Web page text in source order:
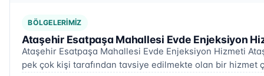
BÖLGELERIMIZ
Ataşehir Esatpaşa Mahallesi Evde Enjeksiyon
Ataşehir Esatpaşa Mahallesi Evde Enjeksiyon Hizmeti
pek çok kişi tarafından tavsiye edilmekte olan bir hizmet